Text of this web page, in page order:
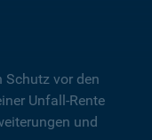
Schutz vor den
Unfall-Rente
und